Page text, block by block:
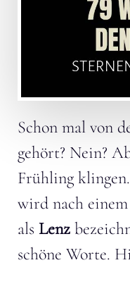
Schon mal von
gehört? Nein?
Frühling
wird nach
als Lenz
schöne Worte.